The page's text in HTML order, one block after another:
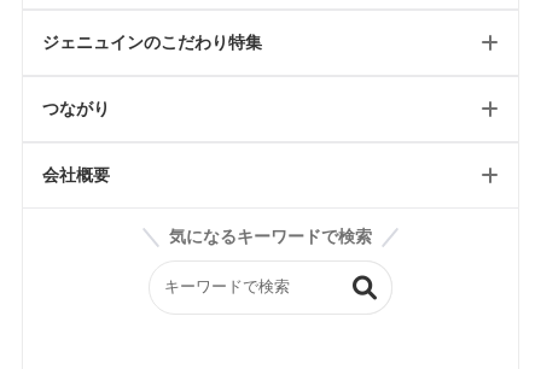
リフォーム可能一覧
ツーバイフォールール
輸入住宅リフォーム
工事日記/新築
工事日記/リフォーム
工事日記/店舗
スタッフブログ
ジェニュインのこだわり特集
WEBオープンハウス
ジェニュインのこだわり記事
ジェニュインの素材紹介
ジェニュイン工事部
つながり
雑貨屋petit jenny
Instagram
会社概要
気になるキーワードで検索